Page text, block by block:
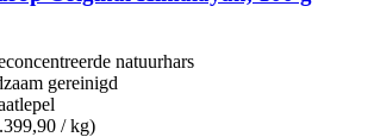
natuurhars
gereinigd
/ kg)